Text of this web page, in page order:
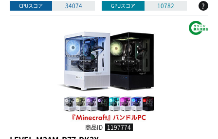
CPUスコア 34074 GPUスコア 10782 ?
商品ID 1197774